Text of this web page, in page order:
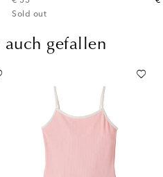
Sold out
auch gefallen